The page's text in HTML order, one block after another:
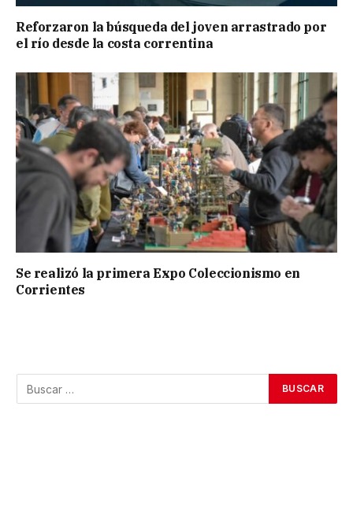
Reforzaron la búsqueda del joven arrastrado por
el río desde la costa correntina
Se realizó la primera Expo Coleccionismo en
Corrientes